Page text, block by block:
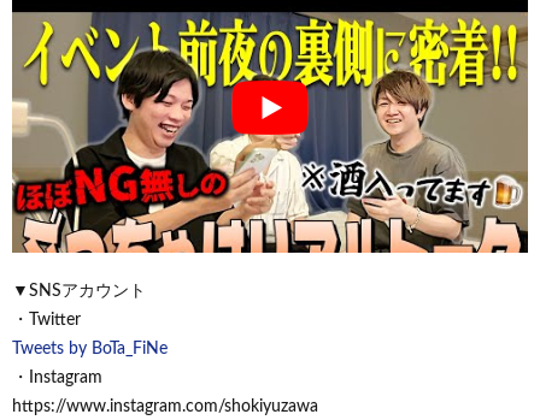
▼SNSアカウント
・Twitter
Tweets by BoTa_FiNe
・Instagram
https://www.instagram.com/shokiyuzawa